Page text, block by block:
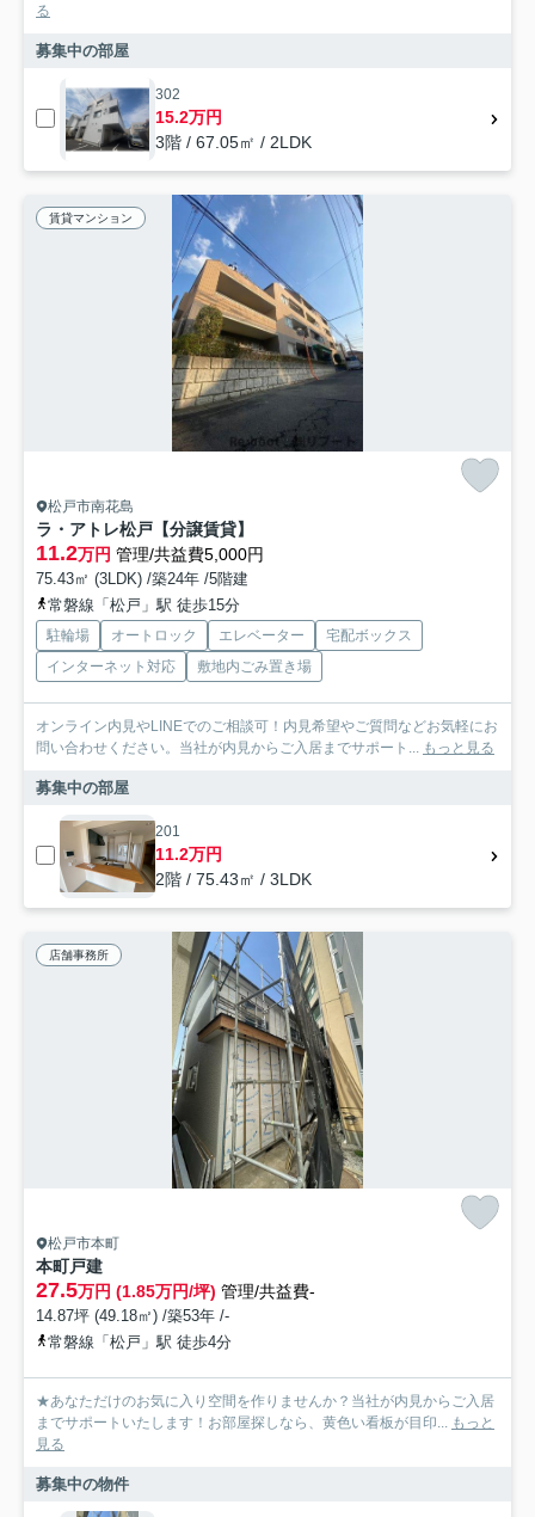
る
募集中の部屋
302
15.2万円
3階 / 67.05㎡ / 2LDK
賃貸マンション
松戸市南花島
ラ・アトレ松戸【分譲賃貸】
11.2万円 管理/共益費5,000円
75.43㎡ (3LDK) /築24年 /5階建
常磐線「松戸」駅 徒歩15分
駐輪場 オートロック エレベーター
宅配ボックス
インターネット対応
敷地内ごみ置き場
オンライン内見やLINEでのご相談可！内見希望やご質問などお気軽にお
問い合わせください。当社が内見からご入居までサポート...
もっと見る
募集中の部屋
201
11.2万円
2階 / 75.43㎡ / 3LDK
店舗事務所
松戸市本町
本町戸建
27.5万円 (1.85万円/坪) 管理/共益費-
14.87坪 (49.18㎡) /築53年 /-
常磐線「松戸」駅 徒歩4分
★あなただけのお気に入り空間を作りませんか？当社が内見からご入居
までサポートいたします！お部屋探しなら、黄色い看板が目印...
もっと
見る
募集中の物件